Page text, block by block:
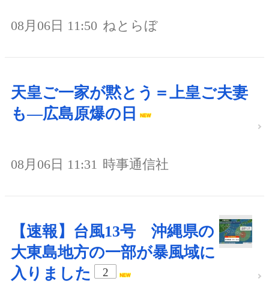
08月06日 11:50 ねとらぼ
天皇ご一家が黙とう＝上皇ご夫妻
も―広島原爆の日
08月06日 11:31 時事通信社
【速報】台風13号 沖縄県の
大東島地方の一部が暴風域に
入りました
2